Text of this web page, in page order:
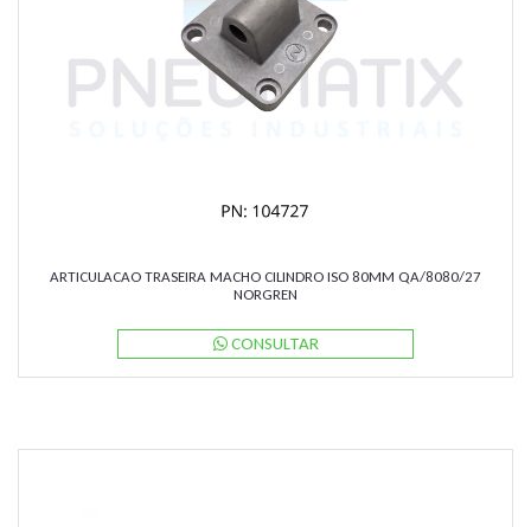
ARTICULACAO TRASEIRA MACHO CILINDRO ISO 80MM QA/8080/27
NORGREN
CONSULTAR